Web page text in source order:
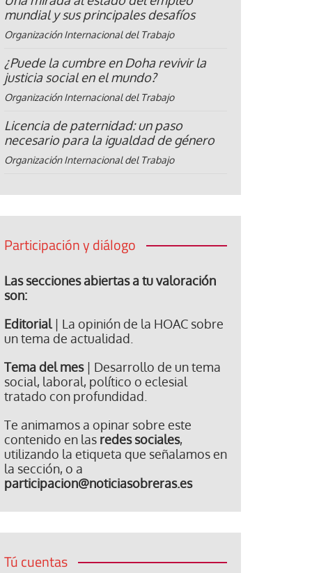
mundial y sus principales desafíos
Organización Internacional del Trabajo
¿Puede la cumbre en Doha revivir la
justicia social en el mundo?
Organización Internacional del Trabajo
Licencia de paternidad: un paso
necesario para la igualdad de género
Organización Internacional del Trabajo
Participación y diálogo
Las secciones abiertas a tu valoración
son:
Editorial| La opinión de la HOAC sobre
un tema de actualidad.
Tema del mes| Desarrollo de un tema
social, laboral, político o eclesial
tratado con profundidad.
Te animamos a opinar sobre este
contenido en las redes sociales,
utilizando la etiqueta que señalamos en
la sección, o a
participacion@noticiasobreras.es
Tú cuentas